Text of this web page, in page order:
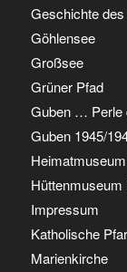
Geschichte
Göhlensee
Großsee
Grüner Pfad
Guben … Perle
Guben 1945/
Hüttenmuseum
Impressum
Katholische
Marienkirche